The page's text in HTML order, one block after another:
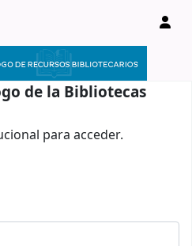
de la Bibliotecas
para acceder.